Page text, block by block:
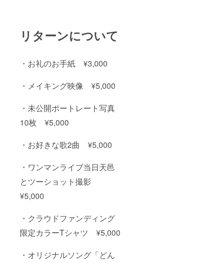
リターンについて
・お礼のお手紙 ¥3,000
・メイキング映像 ¥5,000
・未公開ポートレート写真
10枚 ¥5,000
・お好きな歌2曲 ¥5,000
・ワンマンライブ当日天邑
とツーショット撮影
¥5,000
・クラウドファンディング
限定カラーTシャツ ¥5,000
・オリジナルソング「どん